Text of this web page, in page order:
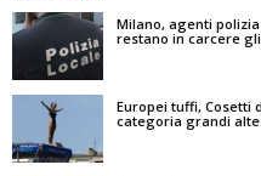
Milano, agenti
restano in carcere
Europei tuffi, Cosetti
categoria grandi